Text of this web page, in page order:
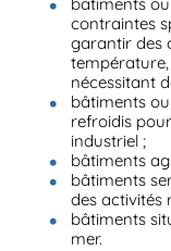
bâtiments
contraintes
garantir des
température,
nécessitant
bâtiments
refroidis
industriel ;
bâtiments
bâtiments
des activités
bâtiments
mer.